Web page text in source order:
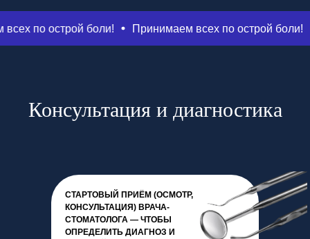
острой боли! Принимаем всех по острой боли!
Консультация и диагностика
СТАРТОВЫЙ ПРИЁМ (ОСМОТР,
КОНСУЛЬТАЦИЯ) ВРАЧА-
СТОМАТОЛОГА — ЧТОБЫ
ОПРЕДЕЛИТЬ ДИАГНОЗ И